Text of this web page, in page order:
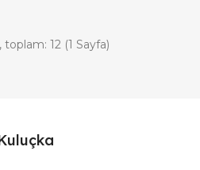
toplam: 12 (1 Sayfa)